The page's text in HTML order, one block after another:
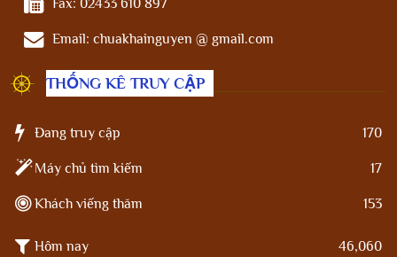
Fax: 02433 610 897
Email: chuakhainguyen @ gmail.com
THỐNG KÊ TRUY CẬP
Đang truy cập 170
Máy chủ tìm kiếm 17
Khách viếng thăm 153
Hôm nay 46,060